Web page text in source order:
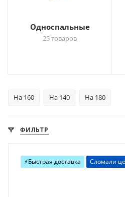
Односпальные
25 товаров
На 160 На 140 На 180
ФИЛЬТР
⚡️Быстрая доставка Сломали